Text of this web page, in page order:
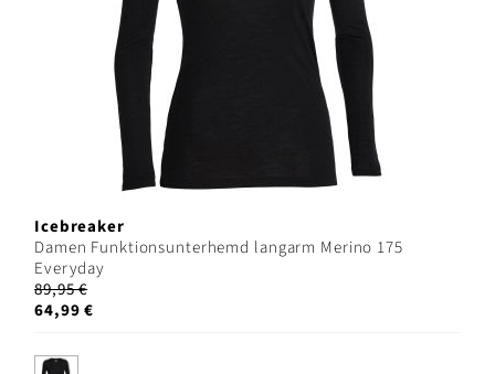
Icebreaker
Damen Funktionsunterhemd langarm Merino 175
Everyday
89,95 €
64,99 €